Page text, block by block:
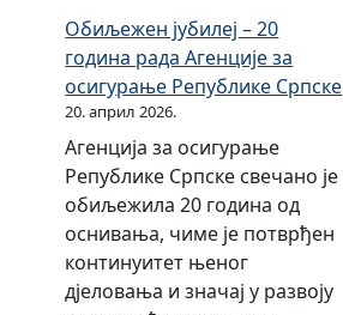
и
н
е
2
.
г
д
и
н
е
2
.
2
0
2
1
.
г
о
д
о
3
0
.
0
6
.
2
0
2
Обиљежен јубилеј – 20
година рада Агенције за
осигурање Републике Српске
20. април 2026.
Агенција за осигурање
Републике Српске свечано је
обиљежила 20 година од
оснивања, чиме је потврђен
континуитет њеног
дјеловања и значај у развоју